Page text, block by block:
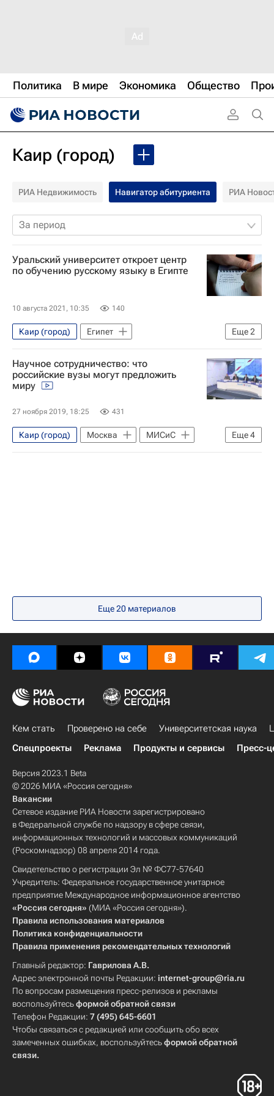
Политика В мире Экономика Общество
Каир (город)
РИА Недвижимость Навигатор абитуриента РИА
За период
Уральский университет откроет центр
по обучению русскому языку в Египте
10 августа 2021, 10:35 140
Еще2
Каир (город)
Египет
Уральский федеральный университет
Навигатор абитуриента
Научное сотрудничество: что
российские вузы могут предложить
миру
27 ноября 2019, 18:25 431
Еще4
Каир (город) Москва
МИСиС
Андрей Поляков
Еще20 материалов
Кем стать Проверено на себе Университетская наука
Спецпроекты
Реклама Продукты и сервисы Пресс-
Версия 2023.1 Beta
© 2026 МИА «Россия сегодня»
Вакансии
Сетевое издание РИА Новости зарегистрировано
в Федеральной службе по надзору в сфере связи,
информационных технологий и массовых коммуникаций
(Роскомнадзор) 08 апреля 2014 года.
Свидетельство о регистрации Эл № ФС77-57640
Учредитель: Федеральное государственное унитарное
предприятие Международное информационное агентство
«Россия сегодня» (МИА «Россия сегодня»).
Правила использования материалов
Политика конфиденциальности
Правила применения рекомендательных технологий
Главный редактор: Гаврилова А.В.
Адрес электронной почты Редакции: internet-group@ria.ru
По вопросам размещения пресс-релизов и рекламы
воспользуйтесьформой обратной связи
Телефон Редакции: 7 (495) 645-6601
Чтобы связаться с редакцией или сообщить обо всех
замеченных ошибках, воспользуйтесьформой обратной
связи.